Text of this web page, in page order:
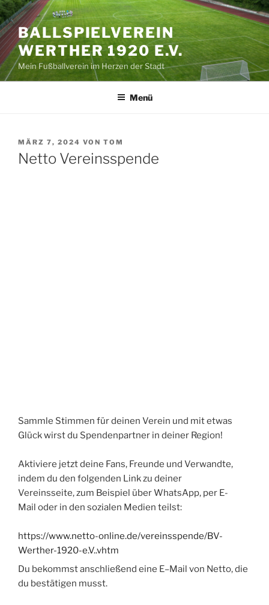
Zum
Inhalt
springenBALLSPIELVEREIN
WERTHER 1920 E.V.
Mein Fußballverein im Herzen der Stadt
Menü
VERÖFFENTLICHT
AM
MÄRZ 7, 2024 VON TOM
Netto Vereinsspende
Sammle Stimmen für deinen Verein und mit etwas
Glück wirst du Spendenpartner in deiner Region!
Aktiviere jetzt deine Fans, Freunde und Verwandte,
indem du den folgenden Link zu deiner
Vereinsseite, zum Beispiel über WhatsApp, per E-
Mail oder in den sozialen Medien teilst:
https://www.netto-online.de/vereinsspende/BV-
Werther-1920-e.V..vhtm
Du bekommst anschließend eine E–Mail von Netto, die
du bestätigen musst.